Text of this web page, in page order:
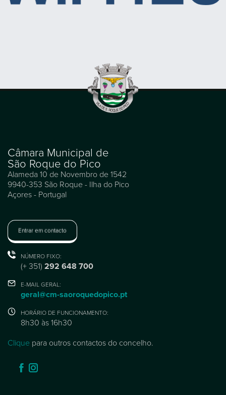
Câmara Municipal de
São Roque do Pico
Alameda 10 de Novembro de 1542
9940-353 São Roque - Ilha do Pico
Açores - Portugal
Entrar em contacto
NÚMERO FIXO:
(+ 351) 292 648 700
E-MAIL GERAL:
geral@cm-saoroquedopico.pt
HORÁRIO DE FUNCIONAMENTO:
8h30 às 16h30
Clique para outros contactos do concelho.